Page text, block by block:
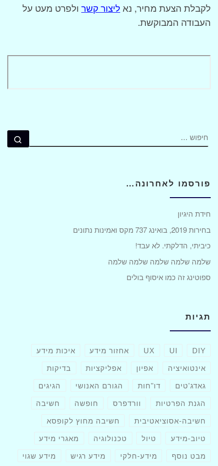
לקבלת הצעת מחיר, נא ליצור קשר ולפרט מעט על
העבודה המבוקשת.
חיפוש
פורסמו לאחרונה…
חידת היגיון
בחירות 2019, בואינג 737 מקס ואמינות נתונים
כיביתי, הדלקתי. לא עבד!
שלמה שלמה שלמה שלמה שלמה
ספוטינג זה כמו איסוף בולים
תגיות
DIY
UI
UX אחזור מידע איכות מידע
אינטואיציה אפיון אפליקציות בדיקות
גאדג'טים דו"חות הגורם האנושי הגיגים
הגנת הפרטיות וורדפרס חופשה חשיבה
חשיבה-אסוציאטיבית חשיבה מחוץ לקופסא
טיוב-מידע טיול טכנולוגיה מאגרי מידע
מבט נוסף מידע-חלקי מידע רגיש מידע שגוי